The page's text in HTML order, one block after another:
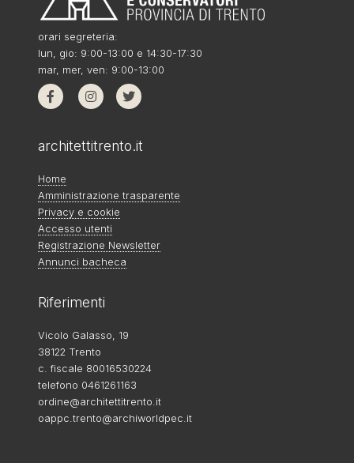
orari segreteria:
lun, gio: 9:00-13:00 e 14:30-17:30
mar, mer, ven: 9:00-13:00
architettitrento.it
Home
Amministrazione trasparente
Privacy e cookie
Accesso utenti
Registrazione Newsletter
Annunci bacheca
Riferimenti
Vicolo Galasso, 19
38122 Trento
c. fiscale 80016530224
telefono 0461261163
ordine@architettitrento.it
oappc.trento@archiworldpec.it